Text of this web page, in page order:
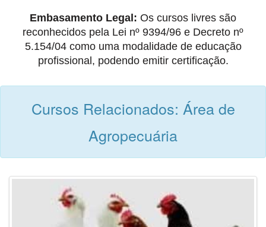
Embasamento Legal: Os cursos livres são
reconhecidos pela Lei nº 9394/96 e Decreto nº
5.154/04 como uma modalidade de educação
profissional, podendo emitir certificação.
Cursos Relacionados: Área de
Agropecuária